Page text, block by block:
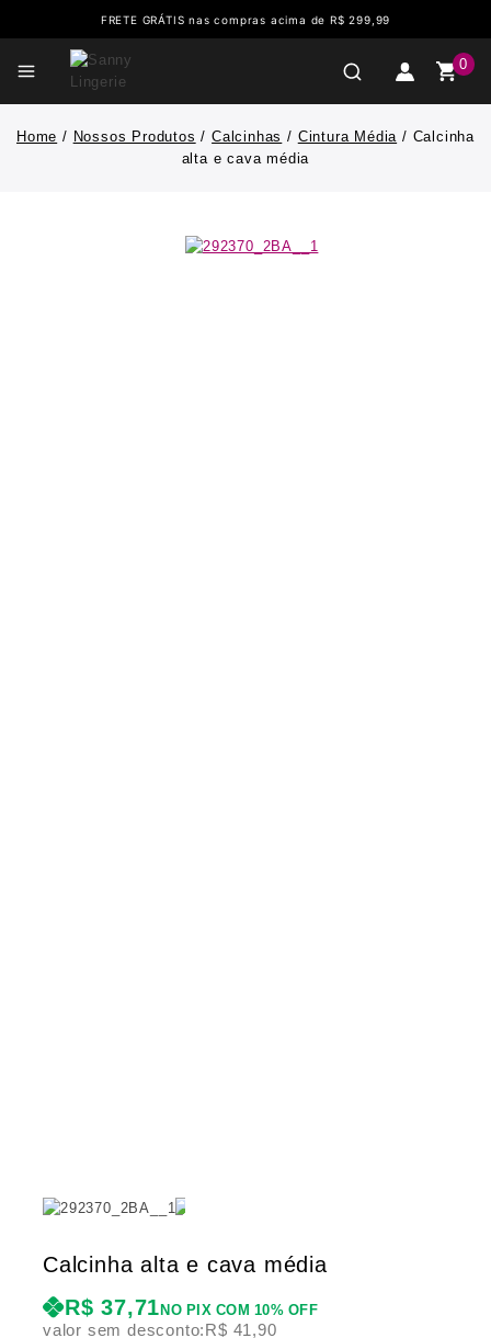
FRETE GRÁTIS nas compras acima de R$ 299,99
0
Home / Nossos Produtos / Calcinhas / Cintura Média / Calcinha
alta e cava média
Calcinha alta e cava média
R$ 37,71NO PIX COM 10% OFF
valor sem desconto:R$ 41,90